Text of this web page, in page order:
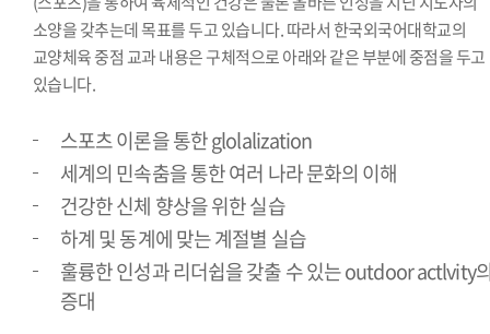
소양을 갖추는데 목표를 두고 있습니다. 따라서 한국외국어대학교의
교양체육 중점 교과 내용은 구체적으로 아래와 같은 부분에 중점을 두고
있습니다.
스포츠 이론을 통한 glolalization
세계의 민속춤을 통한 여러 나라 문화의 이해
건강한 신체 향상을 위한 실습
하계 및 동계에 맞는 계절별 실습
훌륭한 인성과 리더쉽을 갖출 수 있는 outdoor actlvity
증대